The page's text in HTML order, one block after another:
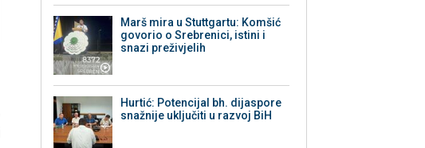
Marš mira u Stuttgartu: Komšić
govorio o Srebrenici, istini i
snazi preživjelih
Hurtić: Potencijal bh. dijaspore
snažnije uključiti u razvoj BiH